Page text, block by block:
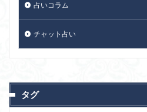
占いコラム
チャット占い
タグ